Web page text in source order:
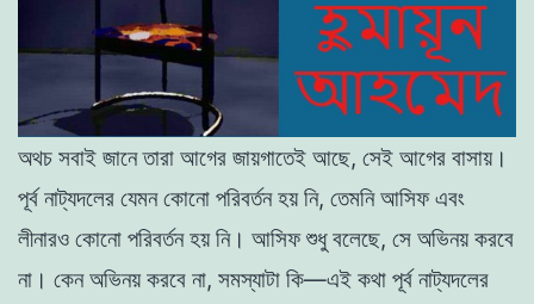
অথচ সবাই জানেতারা আগের জায়গাতেই আছে, সেই আগের বাসায়।
পূর্বনাট্যদলের যেমনকোনাে পরিবর্তনহয়নি, তেমনিআসিফএবং
লীনারও কোনাে পরিবর্তনহয়নি। আসিফশুধুবলেছে, সে অভিনয়করবে
না । কেনঅভিনয়করবে না, সমস্যাটা কি—এই কথা পূর্বনাট্যদলের